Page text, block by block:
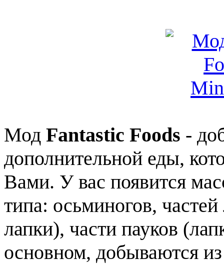
Мод Fantastic Foods -
дополнительной еды,
Вами. У вас появится
типа: осьминогов,
лапки), части пауков
основном, добываются